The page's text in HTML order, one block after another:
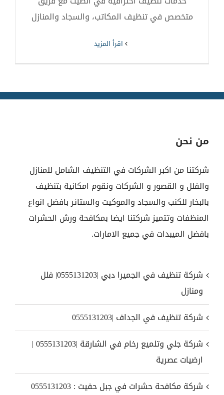
متخصص في تنظيف المكاتب، والسجاد والمنازل
من نحن
شركتنا من اكبر الشركات في التنظيف الشامل للمنازل
والفلل و القصور و الشركات ونقوم امكانية بتنظيف
بالبخار للكنب والسجاد والموكيت والستائر بافضل انواع
المنظفات وتتميز شركتنا ايضا بمكافحة ورش الحشرات
بافضل الميبدات في جميع الامارات.
شركة تنظيف في الجميرا دبي |0555131203| فلل
ومنازل
شركة تنظيف في الجداف |0555131203
شركة جلي وتلميع رخام في الشارقة |0555131203 |
ارضيات عصرية
شركة مكافحة حشرات في جبل حفيت : 0555131203